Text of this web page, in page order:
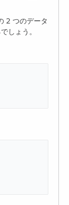
2 つのデータ
しょう。